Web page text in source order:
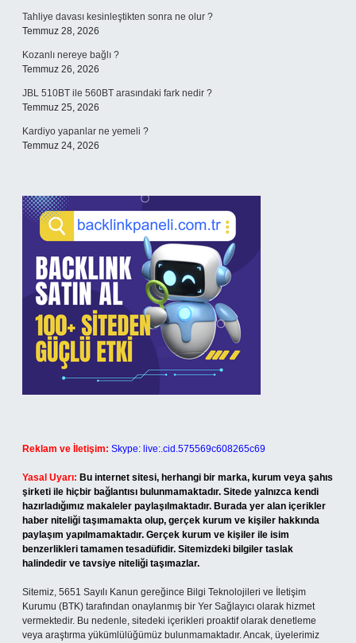
Tahliye davası kesinleştikten sonra ne olur ?
Temmuz 28, 2026
Kozanlı nereye bağlı ?
Temmuz 26, 2026
JBL 510BT ile 560BT arasındaki fark nedir ?
Temmuz 25, 2026
Kardiyo yapanlar ne yemeli ?
Temmuz 24, 2026
Reklam ve İletişim: Skype: live:.cid.575569c608265c69
Yasal Uyarı: Bu internet sitesi, herhangi bir marka, kurum veya şahıs
şirketi ile hiçbir bağlantısı bulunmamaktadır. Sitede yalnızca kendi
hazırladığımız makaleler paylaşılmaktadır. Burada yer alan içerikler
haber niteliği taşımamakta olup, gerçek kurum ve kişiler hakkında
paylaşım yapılmamaktadır. Gerçek kurum ve kişiler ile isim
benzerlikleri tamamen tesadüfidir. Sitemizdeki bilgiler taslak
halindedir ve tavsiye niteliği taşımazlar.
Sitemiz, 5651 Sayılı Kanun gereğince Bilgi Teknolojileri ve İletişim
Kurumu (BTK) tarafından onaylanmış bir Yer Sağlayıcı olarak hizmet
vermektedir. Bu nedenle, sitedeki içerikleri proaktif olarak denetleme
veya araştırma yükümlülüğümüz bulunmamaktadır. Ancak, üyelerimiz